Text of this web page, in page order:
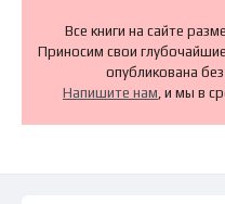
Все книги на сайте
Приносим свои
опубликована
Напишите нам , и мы в